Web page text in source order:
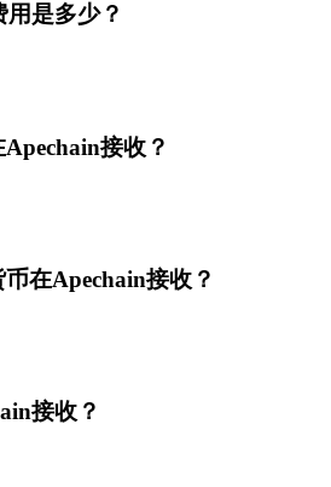
是多少？
接收？
在Apechain接收？
接收？